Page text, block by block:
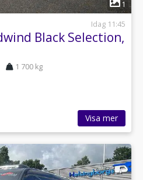
1
Idag 11:45
Black Selection,
1 700 kg
Visa mer